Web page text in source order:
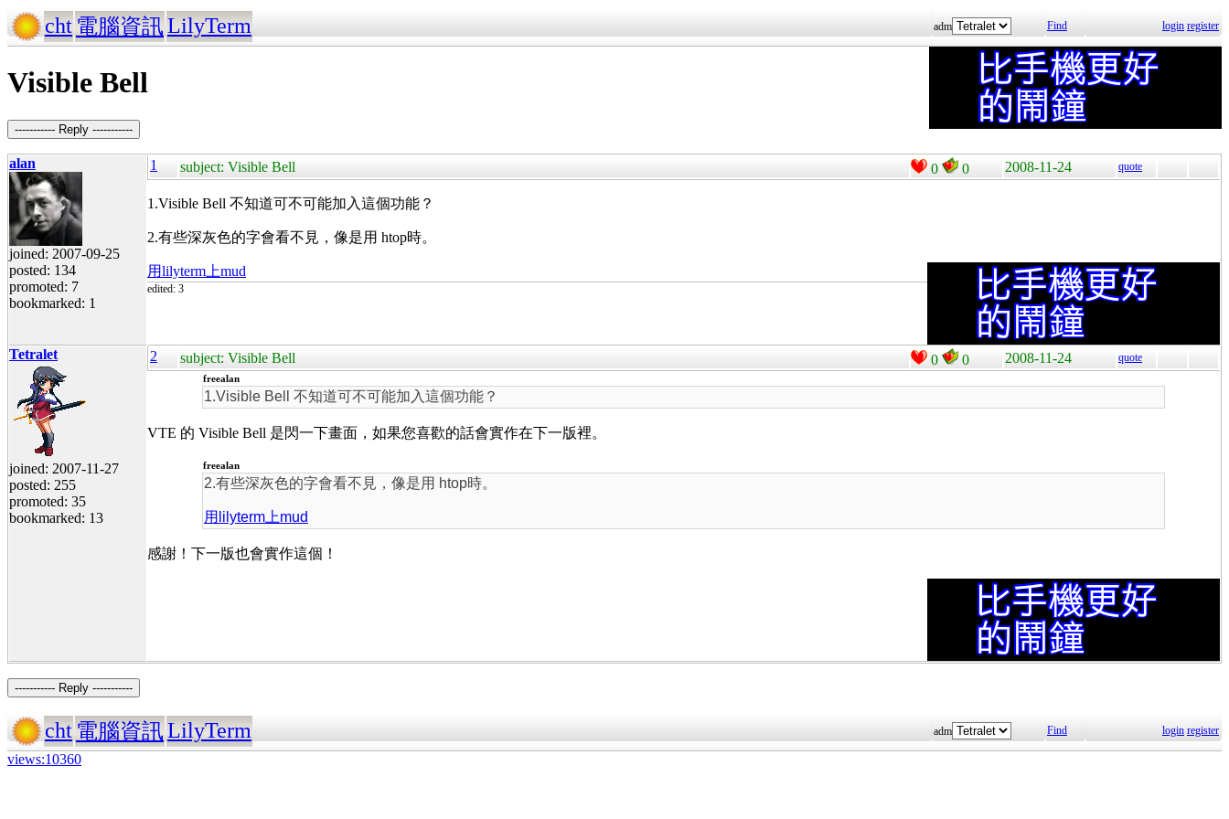
cht 電腦資訊LilyTerm adm Find login register
Visible Bell
----------- Reply -----------
alan
joined: 2007-09-25
posted: 134
promoted: 7
bookmarked: 1
1 subject: Visible Bell 0 0 2008-11-24 quote
1.Visible Bell 不知道可不可能加入這個功能？
2.有些深灰色的字會看不見，像是用 htop時。
用lilyterm上mud
edited: 3
Tetralet
joined: 2007-11-27
posted: 255
promoted: 35
bookmarked: 13
2 subject: Visible Bell 0 0 2008-11-24 quote
freealan
1.Visible Bell 不知道可不可能加入這個功能？
VTE 的 Visible Bell 是閃一下畫面，如果您喜歡的話會實作在下一版裡。
freealan
2.有些深灰色的字會看不見，像是用 htop時。
用lilyterm上mud
感謝！下一版也會實作這個！
----------- Reply -----------
cht 電腦資訊LilyTerm adm Find login register
views:10360